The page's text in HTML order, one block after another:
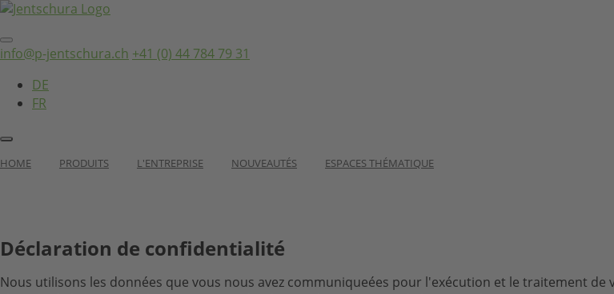
info@p-jentschura.ch +41 (0) 44 784 79 31
DE
FR
HOME PRODUITS L'ENTREPRISE NOUVEAUTÉS ESPACES THÉMATIQUE
Déclaration de confidentialité
Nous utilisons les données que vous nous avez communiqueées pour l'exécution et le traitement